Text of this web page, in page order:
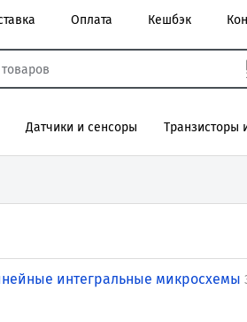
Оплата Кешбэк
Датчики и сенсоры Транзисторы
интегральные микросхемы